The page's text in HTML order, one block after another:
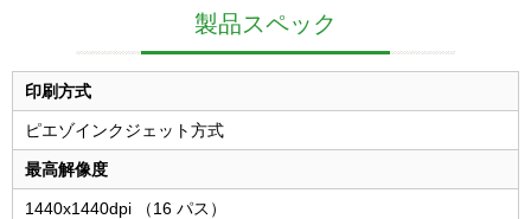
製品スペック
印刷方式
ピエゾインクジェット方式
最高解像度
1440x1440dpi （16 パス）